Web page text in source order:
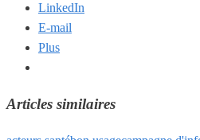
LinkedIn
E-mail
Plus
Articles similaires